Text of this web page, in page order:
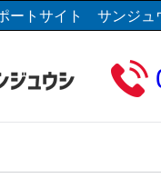
ートサイト サンジュ